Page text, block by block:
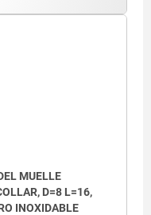
MUELLE
D=8 L=16,
INOXIDABLE